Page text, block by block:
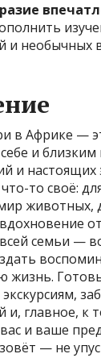
и необычных
в Африке —
и близким
и настоящих
то своё:
животных,
семьи —
жизнь.
главное, к
и ваше
— не